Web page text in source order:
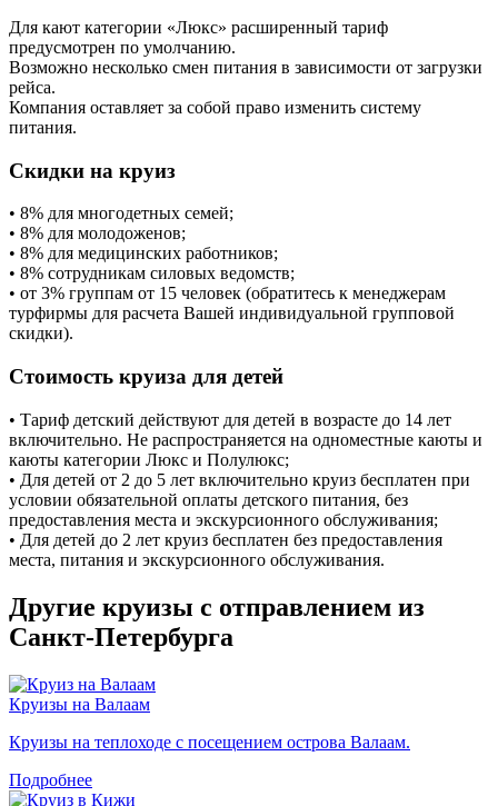
Для кают категории «Люкс» расширенный тариф
предусмотрен по умолчанию.
Возможно несколько смен питания в зависимости от загрузки
рейса.
Компания оставляет за собой право изменить систему
питания.
Скидки на круиз
• 8% для многодетных семей;
• 8% для молодоженов;
• 8% для медицинских работников;
• 8% сотрудникам силовых ведомств;
• от 3% группам от 15 человек (обратитесь к менеджерам
турфирмы для расчета Вашей индивидуальной групповой
скидки).
Стоимость круиза для детей
• Тариф детский действуют для детей в возрасте до 14 лет
включительно. Не распространяется на одноместные каюты и
каюты категории Люкс и Полулюкс;
• Для детей от 2 до 5 лет включительно круиз бесплатен при
условии обязательной оплаты детского питания, без
предоставления места и экскурсионного обслуживания;
• Для детей до 2 лет круиз бесплатен без предоставления
места, питания и экскурсионного обслуживания.
Другие круизы с отправлением из
Санкт-Петербурга
Круизы на Валаам
Круизы на теплоходе с посещением острова Валаам.
Подробнее